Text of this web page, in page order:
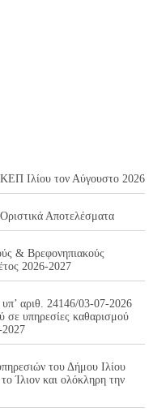
ΚΕΠ Ιλίου τον Αύγουστο 2026
Αποτελέσματα
& Βρεφονηπιακούς
2026-2027
αριθ. 24146/03-07-2026
σε υπηρεσίες καθαρισμού
2027
του Δήμου Ιλίου
Ίλιον και ολόκληρη την